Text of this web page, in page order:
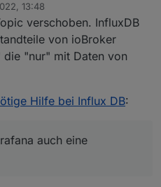
Done
influxdb2
$ sudo service
Unit
$ iob start
13:48
verschoben. InfluxDB
von ioBroker
"nur" mit Daten von
Hilfe bei Influx DB:
auch eine